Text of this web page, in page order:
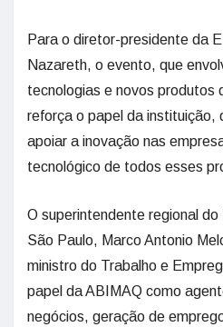
Para o diretor-presidente da
Nazareth, o evento, que
tecnologias e novos produtos
reforça o papel da instituição,
apoiar a inovação nas
tecnológico de todos esses
O superintendente regional
São Paulo, Marco Antonio
ministro do Trabalho e
papel da ABIMAQ como
negócios, geração de